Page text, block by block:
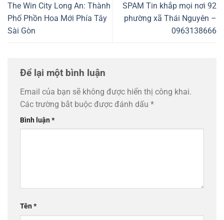
The Win City Long An: Thành
Phố Phồn Hoa Mới Phía Tây
Sài Gòn
SPAM Tin khắp mọi nơi 92
phường xã Thái Nguyên –
0963138666
Để lại một bình luận
Email của bạn sẽ không được hiển thị công khai.
Các trường bắt buộc được đánh dấu *
Bình luận*
Tên*